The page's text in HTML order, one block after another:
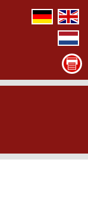
deutsch